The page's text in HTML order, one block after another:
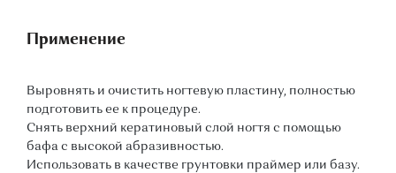
Применение
Выровнять и очистить ногтевую пластину, полностью
подготовить ее к процедуре.
Снять верхний кератиновый слой ногтя с помощью
бафа с высокой абразивностью.
Использовать в качестве грунтовки праймер или базу.